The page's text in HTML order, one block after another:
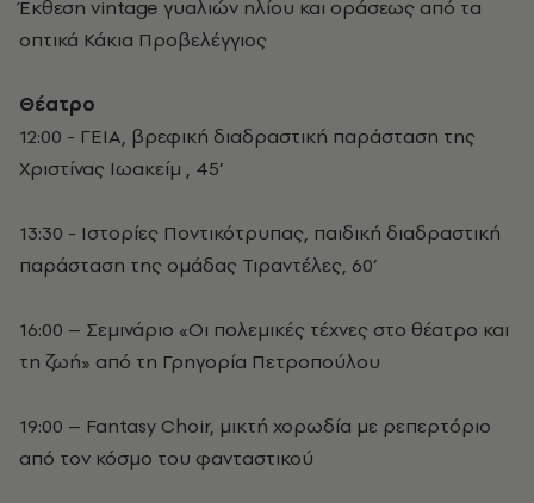
Έκθεση vintage γυαλιών ηλίου και οράσεως από τα
οπτικά Κάκια Προβελέγγιος
Θέατρο
12:00 - ΓΕΙΑ, βρεφική διαδραστική παράσταση της
Χριστίνας Ιωακείμ , 45’
13:30 - Ιστορίες Ποντικότρυπας, παιδική διαδραστική
παράσταση της ομάδας Τιραντέλες, 60’
16:00 – Σεμινάριο «Οι πολεμικές τέχνες στο θέατρο και
τη ζωή» από τη Γρηγορία Πετροπούλου
19:00 – Fantasy Choir, μικτή χορωδία με ρεπερτόριο
από τον κόσμο του φανταστικού